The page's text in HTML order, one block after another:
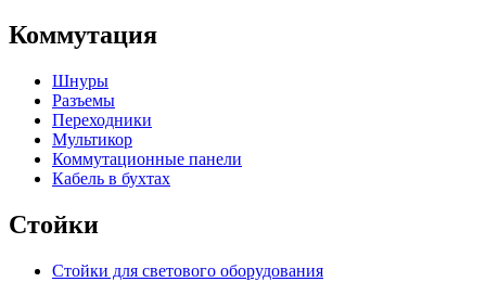
Коммутация
Шнуры
Разъемы
Переходники
Мультикор
Коммутационные панели
Кабель в бухтах
Стойки
Стойки для светового оборудования